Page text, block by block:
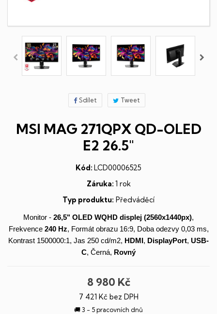
Sdílet Tweet
MSI MAG 271QPX QD-OLED
E2 26.5"
Kód: LCD00006525
Záruka: 1 rok
Typ produktu: Předváděcí
Monitor - 26,5" OLED WQHD displej (2560x1440px),
Frekvence 240 Hz, Formát obrazu 16:9, Doba odezvy 0,03 ms,
Kontrast 1500000:1, Jas 250 cd/m2, HDMI , DisplayPort, USB-
C, Černá, Rovný
8 980 Kč
7 421 Kč bez DPH
🚚 3 - 5 pracovních dnů